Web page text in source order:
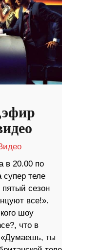
в 20.00 по
супер теле
пятый сезон
все!».
шоу
что в
«Думаешь, ты